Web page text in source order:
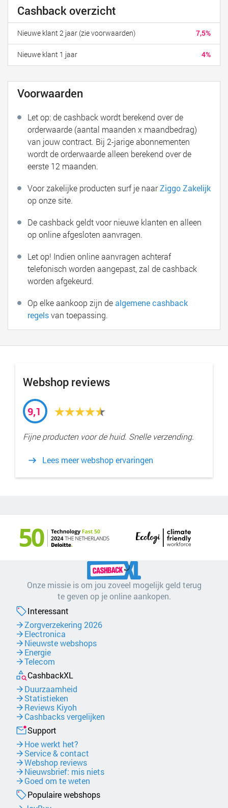
Cashback overzicht
7,5%
Nieuwe klant 2 jaar (zie voorwaarden)
4%
Nieuwe klant 1 jaar
Voorwaarden
Let op: de cashback wordt berekend over de
orderwaarde (aantal maanden x maandbedrag)
van jouw contract. Bij 2-jarige abonnementen
wordt de orderwaarde alleen berekend over de
eerste 12 maanden.
Voor zakelijke producten surf je naarZiggo Zakelijk
op onze site.
De cashback geldt voor nieuwe klanten en alleen
op online afgesloten aanvragen.
Let op! Indien online aanvragen achteraf
telefonisch worden aangepast, zal de cashback
worden afgekeurd.
Op elke aankoop zijn dealgemene cashback
regelsvan toepassing.
Webshop reviews
9,1
Fijne producten voor de huid. Snelle verzending.
Lees meer webshop ervaringen
Onze missie is om jou zoveel mogelijk geld terug
te geven op je online aankopen.
Interessant
Zorgverzekering 2026
Electronica
Nieuwste webshops
Energie
Telecom
CashbackXL
Duurzaamheid
Statistieken
Reviews Kiyoh
Cashbacks vergelijken
Support
Hoe werkt het?
Service & contact
Webshop reviews
Nieuwsbrief: mis niets
Goed om te weten
Populaire webshops